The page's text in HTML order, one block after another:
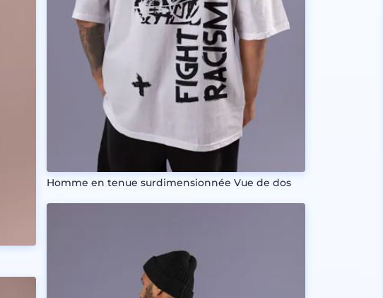
Homme en tenue surdimensionnée Vue de dos